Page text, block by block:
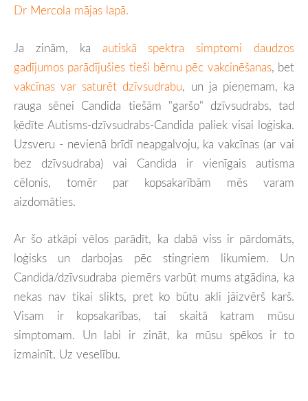
Dr Mercola mājas lapā.
Ja zinām, ka autiskā spektra simptomi daudzos
gadījumos parādījušies tieši bērnu pēc vakcinēšanas, bet
vakcīnas var saturēt dzīvsudrabu, un ja pieņemam, ka
rauga sēnei Candida tiešām "garšo" dzīvsudrabs, tad
ķēdīte Autisms-dzīvsudrabs-Candida paliek visai loģiska.
Uzsveru - nevienā brīdī neapgalvoju, ka vakcīnas (ar vai
bez dzīvsudraba) vai Candida ir vienīgais autisma
cēlonis, tomēr par kopsakarībām mēs varam
aizdomāties.
Ar šo atkāpi vēlos parādīt, ka dabā viss ir pārdomāts,
loģisks un darbojas pēc stingriem likumiem. Un
Candida/dzīvsudraba piemērs varbūt mums atgādina, ka
nekas nav tikai slikts, pret ko būtu akli jāizvērš karš.
Visam ir kopsakarības, tai skaitā katram mūsu
simptomam. Un labi ir zināt, ka mūsu spēkos ir to
izmainīt. Uz veselību.